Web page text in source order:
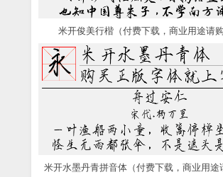
米开俊美行楷（付费下载，商业用途请购
米开水墨丹青拼音体（付费下载，商业用途